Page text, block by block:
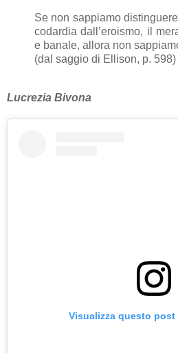
Se non sappiamo
codardia dall’eroismo, il
e banale, allora non
(dal saggio di Ellison, p. 598)
Lucrezia Bivona
Visualizza questo post